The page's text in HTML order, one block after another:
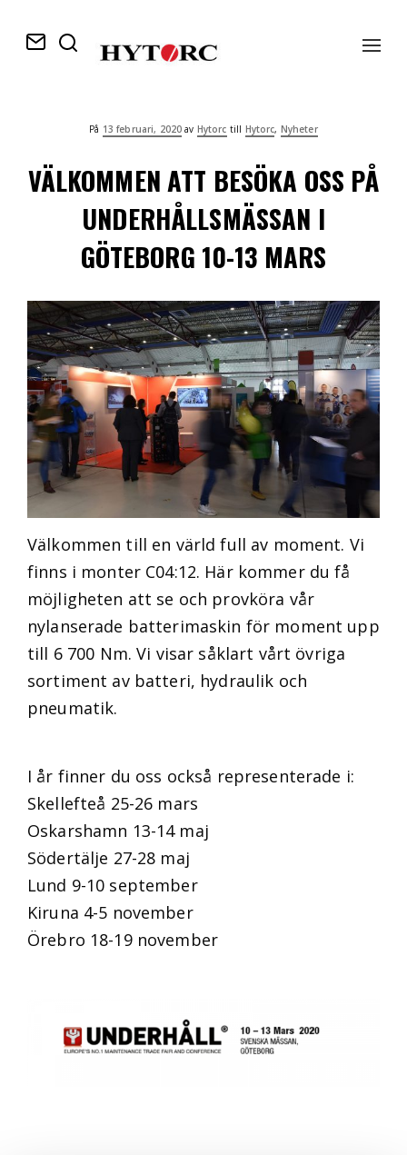
På Publicerad
på
13 februari, 2020 av Hytorc till Hytorc, Nyheter
VÄLKOMMEN ATT BESÖKA OSS PÅ
UNDERHÅLLSMÄSSAN I
GÖTEBORG 10-13 MARS
Välkommen till en värld full av moment. Vi
finns i monter C04:12. Här kommer du få
möjligheten att se och provköra vår
nylanserade batterimaskin för moment upp
till 6 700 Nm. Vi visar såklart vårt övriga
sortiment av batteri, hydraulik och
pneumatik.
I år finner du oss också representerade i:
Skellefteå 25-26 mars
Oskarshamn 13-14 maj
Södertälje 27-28 maj
Lund 9-10 september
Kiruna 4-5 november
Örebro 18-19 november